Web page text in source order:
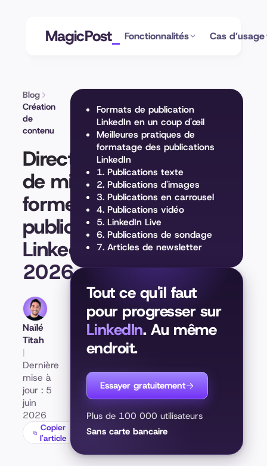
MagicPost Fonctionnalités Cas d’usage
Blog
Création
de
contenu
Directives
de mise en
forme des
publications
LinkedIn
2026
Naïlé
Titah
|
Dernière
mise à
jour : 5
juin
2026
Copier
l'article
Formats de publication
LinkedIn en un coup d'œil
Meilleures pratiques de
formatage des publications
LinkedIn
1. Publications texte
2. Publications d'images
3. Publications en carrousel
4. Publications vidéo
5. LinkedIn Live
6. Publications de sondage
7. Articles de newsletter
Tout ce qu'il faut
pour progresser sur
LinkedIn. Au même
endroit.
Essayer gratuitement
Plus de 100 000 utilisateurs
Sans carte bancaire